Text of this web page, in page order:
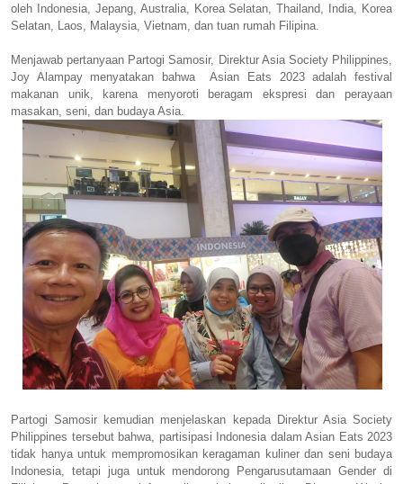
oleh Indonesia, Jepang, Australia, Korea Selatan, Thailand, India, Korea
Selatan, Laos, Malaysia, Vietnam, dan tuan rumah Filipina.
Menjawab pertanyaan Partogi Samosir, Direktur Asia Society Philippines,
Joy Alampay menyatakan bahwa Asian Eats 2023 adalah festival
makanan unik, karena menyoroti beragam ekspresi dan perayaan
masakan, seni, dan budaya Asia.
Partogi Samosir kemudian menjelaskan kepada Direktur Asia Society
Philippines tersebut bahwa, partisipasi Indonesia dalam Asian Eats 2023
tidak hanya untuk mempromosikan keragaman kuliner dan seni budaya
Indonesia, tetapi juga untuk mendorong Pengarusutamaan Gender di